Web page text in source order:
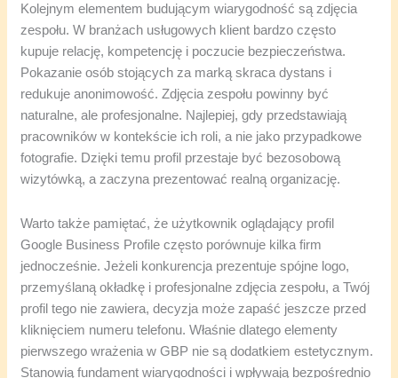
Kolejnym elementem budującym wiarygodność są zdjęcia
zespołu. W branżach usługowych klient bardzo często
kupuje relację, kompetencję i poczucie bezpieczeństwa.
Pokazanie osób stojących za marką skraca dystans i
redukuje anonimowość. Zdjęcia zespołu powinny być
naturalne, ale profesjonalne. Najlepiej, gdy przedstawiają
pracowników w kontekście ich roli, a nie jako przypadkowe
fotografie. Dzięki temu profil przestaje być bezosobową
wizytówką, a zaczyna prezentować realną organizację.
Warto także pamiętać, że użytkownik oglądający profil
Google Business Profile często porównuje kilka firm
jednocześnie. Jeżeli konkurencja prezentuje spójne logo,
przemyślaną okładkę i profesjonalne zdjęcia zespołu, a Twój
profil tego nie zawiera, decyzja może zapaść jeszcze przed
kliknięciem numeru telefonu. Właśnie dlatego elementy
pierwszego wrażenia w GBP nie są dodatkiem estetycznym.
Stanowią fundament wiarygodności i wpływają bezpośrednio